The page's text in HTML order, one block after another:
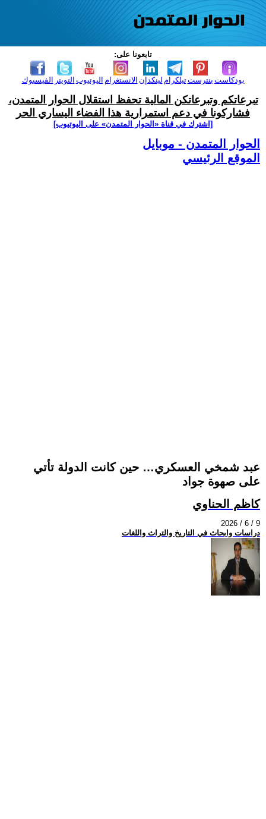
تابعونا على:
الفيسبوك التويتر اليوتيوب الانستغرام لينكدإن تيلكرامبنترست بودكاست
تبرعاتكم وتبرعاتكن المالية تحفظ استقلال الحوار المتمدن،
فشاركونا في دعم استمرارية هذا الفضاء اليساري الحر
[اشترك في قناة ‫«الحوار المتمدن» على اليوتيوب]
الحوار المتمدن - موبايل
الموقع الرئيسي
عبد شمخي العسكري… حين كانت الدولة تأتي
على صهوة جواد
كاظم الحناوي
2026 / 6 / 9
دراسات وابحاث في التاريخ والتراث واللغات